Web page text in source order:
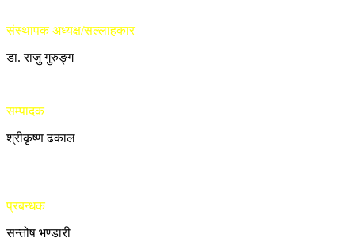
संस्थापक अध्यक्ष/सल्लाहकार
डा. राजु गुरुङ्ग
सम्पादक
श्रीकृष्ण ढकाल
प्रबन्धक
सन्तोष भण्डारी